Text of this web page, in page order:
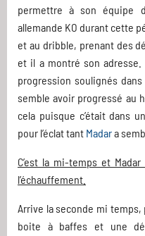
permettre à son équipe
allemande KO durant cette
et au dribble, prenant des
et il a montré son
progression soulignés dans
semble avoir progressé au
cela puisque c’était dans
pour l’éclat tant Madara
C’est la mi-temps et
l’échauffement.
Arrive la seconde mi
boite à baffes et une